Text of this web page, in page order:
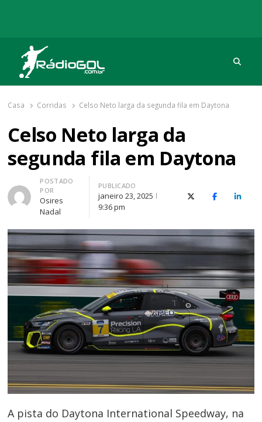
Rádio Gol
Há mais de 20 anos com as melhores coberturas
Casa Corridas Celso Neto larga da segunda fila em Daytona
Celso Neto larga da
segunda fila em Daytona
Autor
POSTADO
POR
Osires
Nadal
PUBLICADO
janeiro 23, 2025
9:36 pm
X (Twitter)Facebook
O
A pista do Daytona International Speedway, na